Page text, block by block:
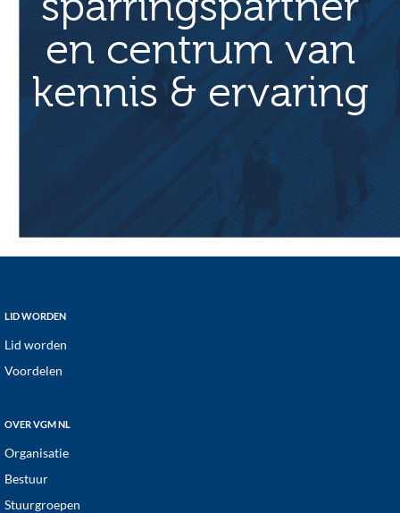
g
a
i
en centrum van
kennis & ervaring
Footer
LID WORDEN
Lid worden
Voordelen
OVER VGM NL
Organisatie
Bestuur
Stuurgroepen